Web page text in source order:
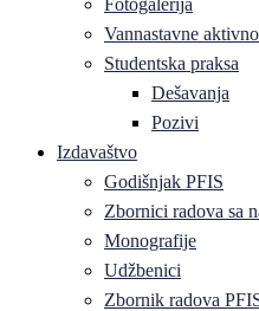
Fotogalerija
Vannastavne
Studentska praksa
Dešavanja
Pozivi
Izdavaštvo
Godišnjak PFIS
Zbornici radova sa
Monografije
Udžbenici
Zbornik radova